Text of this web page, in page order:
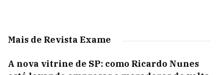
Mais de Revista Exame
A nova vitrine de SP: como Ricardo Nunes